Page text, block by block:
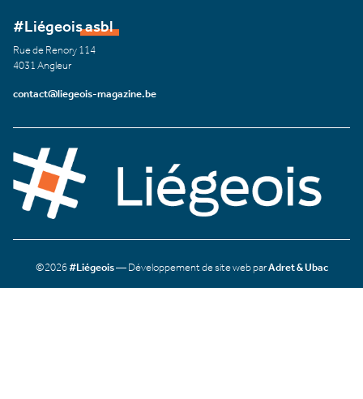
#Liégeois asbl
Rue de Renory 114
4031 Angleur
contact@liegeois-magazine.be
©2026#Liégeois— Développement de site web parAdret & Ubac